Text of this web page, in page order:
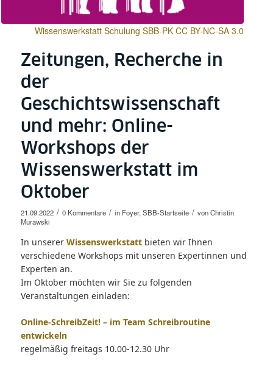
Wissenswerkstatt Schulung SBB-PK CC BY-NC-SA 3.0
Zeitungen, Recherche in
der
Geschichtswissenschaft
und mehr: Online-
Workshops der
Wissenswerkstatt im
Oktober
21.09.2022 / 0 Kommentare / in Foyer, SBB-Startseite / vonChristin
Murawski
In unserer Wissenswerkstattbieten wir Ihnen
verschiedene Workshops mit unseren Expertinnen und
Experten an.
Im Oktober möchten wir Sie zu folgenden
Veranstaltungen einladen:
Online-SchreibZeit! – im Team Schreibroutine
entwickeln
regelmäßig freitags 10.00-12.30 Uhr